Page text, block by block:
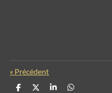
« Précédent
P
P
P
P